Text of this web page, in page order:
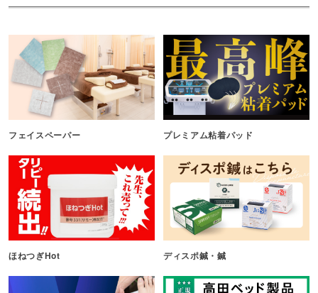
フェイスペーパー プレミアム粘着パッド
ほねつぎHot ディスポ鍼・鍼